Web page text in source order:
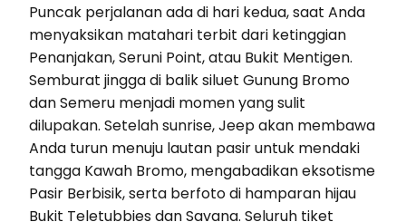
Puncak perjalanan ada di hari kedua, saat Anda
menyaksikan matahari terbit dari ketinggian
Penanjakan, Seruni Point, atau Bukit Mentigen.
Semburat jingga di balik siluet Gunung Bromo
dan Semeru menjadi momen yang sulit
dilupakan. Setelah sunrise, Jeep akan membawa
Anda turun menuju lautan pasir untuk mendaki
tangga Kawah Bromo, mengabadikan eksotisme
Pasir Berbisik, serta berfoto di hamparan hijau
Bukit Teletubbies dan Savana. Seluruh tiket